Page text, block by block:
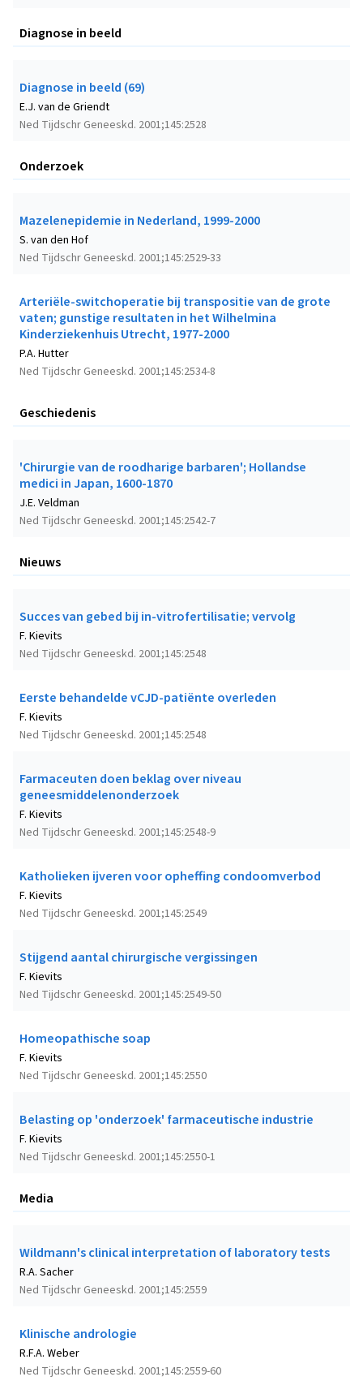
Diagnose in beeld
Diagnose in beeld (69)
Ned Tijdschr Geneeskd. 2001;145:2528
E.J. van de Griendt
Onderzoek
Mazelenepidemie in Nederland, 1999-2000
Ned Tijdschr Geneeskd. 2001;145:2529-33
S. van den Hof
Arteriële-switchoperatie bij transpositie van de grote
vaten; gunstige resultaten in het Wilhelmina
Kinderziekenhuis Utrecht, 1977-2000
Ned Tijdschr Geneeskd. 2001;145:2534-8
P.A. Hutter
Geschiedenis
'Chirurgie van de roodharige barbaren'; Hollandse
medici in Japan, 1600-1870
Ned Tijdschr Geneeskd. 2001;145:2542-7
J.E. Veldman
Nieuws
Succes van gebed bij in-vitrofertilisatie; vervolg
Ned Tijdschr Geneeskd. 2001;145:2548
F. Kievits
Eerste behandelde vCJD-patiënte overleden
Ned Tijdschr Geneeskd. 2001;145:2548
F. Kievits
Farmaceuten doen beklag over niveau
geneesmiddelenonderzoek
Ned Tijdschr Geneeskd. 2001;145:2548-9
F. Kievits
Katholieken ijveren voor opheffing condoomverbod
Ned Tijdschr Geneeskd. 2001;145:2549
F. Kievits
Stijgend aantal chirurgische vergissingen
Ned Tijdschr Geneeskd. 2001;145:2549-50
F. Kievits
Homeopathische soap
Ned Tijdschr Geneeskd. 2001;145:2550
F. Kievits
Belasting op 'onderzoek' farmaceutische industrie
Ned Tijdschr Geneeskd. 2001;145:2550-1
F. Kievits
Media
Wildmann's clinical interpretation of laboratory tests
Ned Tijdschr Geneeskd. 2001;145:2559
R.A. Sacher
Klinische andrologie
Ned Tijdschr Geneeskd. 2001;145:2559-60
R.F.A. Weber